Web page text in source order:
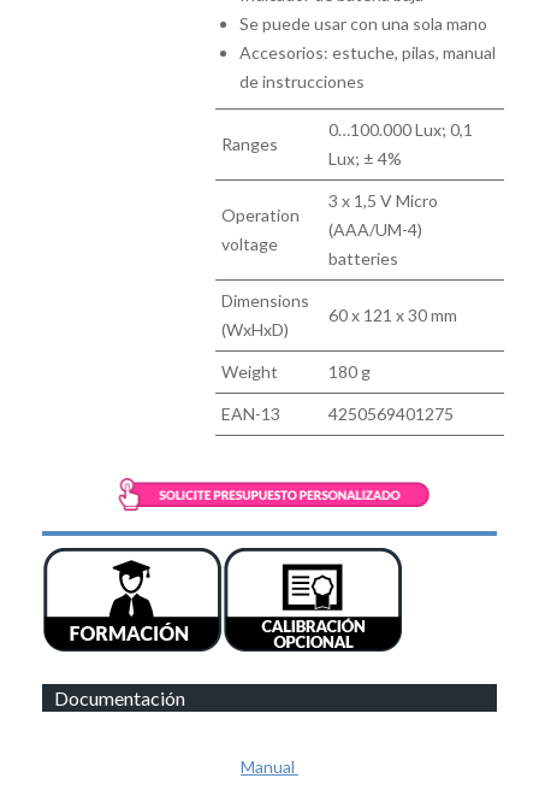
Se puede usar con una sola mano
Accesorios: estuche, pilas, manual
de instrucciones
Ranges
0…100.000 Lux; 0,1
Lux; ± 4%
Operation
voltage
3 x 1,5 V Micro
(AAA/UM-4)
batteries
Dimensions
(WxHxD)
60 x 121 x 30 mm
Weight 180 g
EAN-13 4250569401275
Documentación
Manual